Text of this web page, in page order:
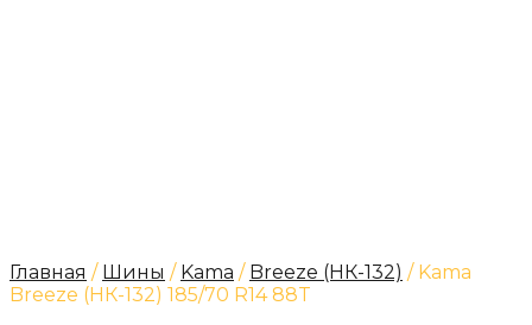
Главная / Шины / Kama / Breeze (НК-132) / Kama
Breeze (НК-132) 185/70 R14 88T